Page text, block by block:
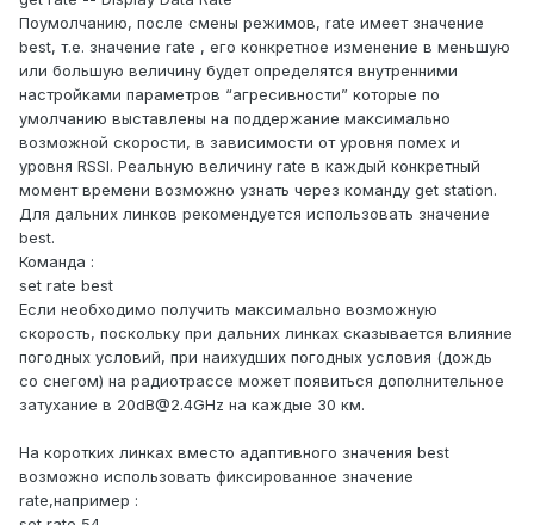
Поумолчанию, после смены режимов, rate имеет значение
best, т.е. значение rate , его конкретное изменение в меньшую
или большую величину будет определятся внутренними
настройками параметров “агресивности” которые по
умолчанию выставлены на поддержание максимально
возможной скорости, в зависимости от уровня помех и
уровня RSSI. Реальную величину rate в каждый конкретный
момент времени возможно узнать через команду get station.
Для дальних линков рекомендуется использовать значение
best.
Команда :
set rate best
Если необходимо получить максимально возможную
скорость, поскольку при дальних линках сказывается влияние
погодных условий, при наихудших погодных условия (дождь
со снегом) на радиотрассе может появиться дополнительное
затухание в 20dB@2.4GHz на каждые 30 км.
На коротких линках вместо адаптивного значения best
возможно использовать фиксированное значение
rate,например :